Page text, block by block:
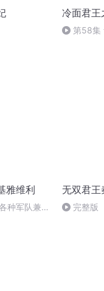
冷面君王
第58集
雅维利
种军队兼及
无双君王
完整版